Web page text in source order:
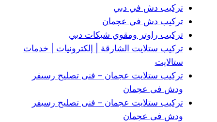
تركيب دش في دبي
تركيب دش في عجمان
تركيب راوتر ومقوي شبكات دبي
تركيب ستلايت الشارقة | إلكترونيات | خدمات
ستالايت
تركيب ستلايت عجمان – فنى تصليح رسيفر
ودش فى عجمان
تركيب ستلايت عجمان – فنى تصليح رسيفر
ودش فى عجمان